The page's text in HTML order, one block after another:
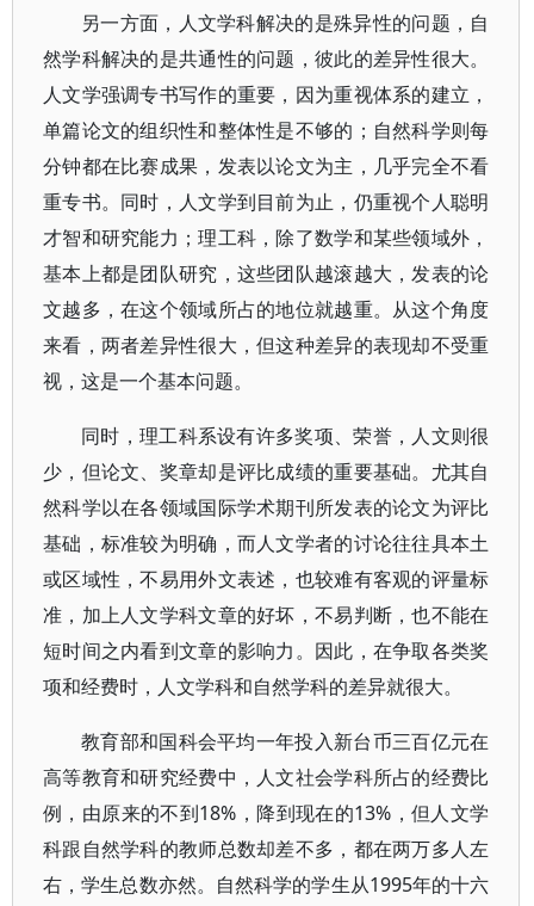
另一方面，人文学科解决的是殊异性的问题，自
然学科解决的是共通性的问题，彼此的差异性很大。
人文学强调专书写作的重要，因为重视体系的建立，
单篇论文的组织性和整体性是不够的；自然科学则每
分钟都在比赛成果，发表以论文为主，几乎完全不看
重专书。同时，人文学到目前为止，仍重视个人聪明
才智和研究能力；理工科，除了数学和某些领域外，
基本上都是团队研究，这些团队越滚越大，发表的论
文越多，在这个领域所占的地位就越重。从这个角度
来看，两者差异性很大，但这种差异的表现却不受重
视，这是一个基本问题。
同时，理工科系设有许多奖项、荣誉，人文则很
少，但论文、奖章却是评比成绩的重要基础。尤其自
然科学以在各领域国际学术期刊所发表的论文为评比
基础，标准较为明确，而人文学者的讨论往往具本土
或区域性，不易用外文表述，也较难有客观的评量标
准，加上人文学科文章的好坏，不易判断，也不能在
短时间之内看到文章的影响力。因此，在争取各类奖
项和经费时，人文学科和自然学科的差异就很大。
教育部和国科会平均一年投入新台币三百亿元在
高等教育和研究经费中，人文社会学科所占的经费比
例，由原来的不到18%，降到现在的13%，但人文学
科跟自然学科的教师总数却差不多，都在两万多人左
右，学生总数亦然。自然科学的学生从1995年的十六